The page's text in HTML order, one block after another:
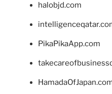
halobjd.com
PikaPikaApp.com